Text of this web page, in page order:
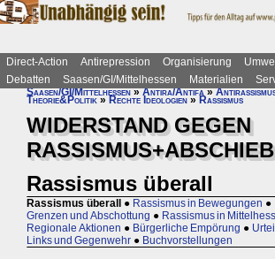
Direct-Action Antirepression Organisierung
Debatten
Saasen/GI/Mittelhessen Materialien
Saasen/GI/Mittelhessen»Antira/Antifa»
Theorie&Politik » Rechte Ideologien » Rassismus
WIDERSTAND GEGEN
Rassismus überall
Rassismus überall ● Rassismus in Bewegungen ●
Grenzen und Abschottung ● Rassismus in
Regionale Aktionen ● Bürgerliche Empörung ●
Links und Gegenwehr ● Buchvorstellungen